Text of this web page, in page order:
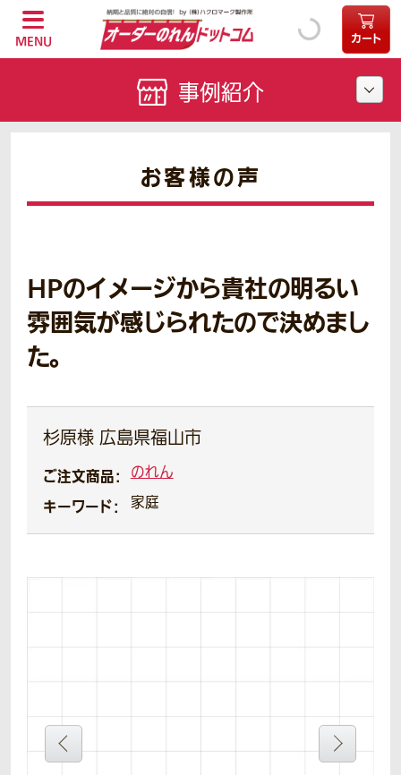
MENU カート
お客様の声
HPのイメージから貴社の明るい
雰囲気が感じられたので決めまし
た。
杉原様 広島県福山市
ご注文商品： のれん
キーワード： 家庭
事例紹介